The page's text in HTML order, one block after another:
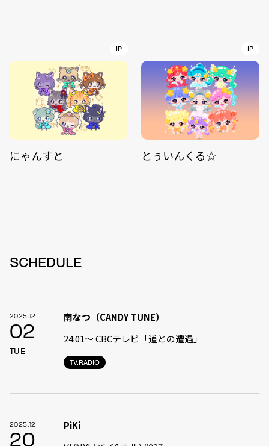
IP
にゃんすと
IP
とぅいんくる☆
SCHEDULE
2025.12
02
TUE
TV.RADIO
南なつ（CANDY TUNE）
24:01〜 CBCテレビ「道との遭遇」
2025.12
20
PiKi